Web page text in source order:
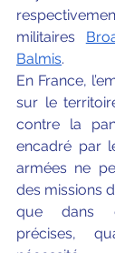
militaires
Balmis.
En France,
sur le
contre la
encadré par
armées ne
des missions
que dans
précises,